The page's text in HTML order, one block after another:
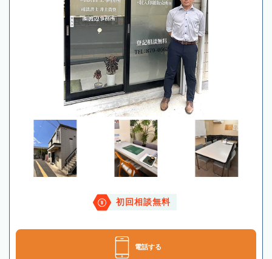
初回相談無料
電話する